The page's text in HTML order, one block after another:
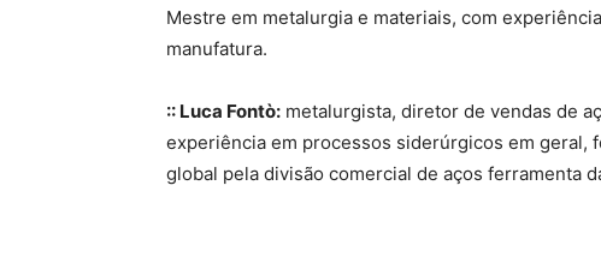
Mestre em metalurgia e materiais, com
manufatura.
:: Luca Fontò: metalurgista, diretor de vendas de
experiência em processos siderúrgicos em geral,
global pela divisão comercial de aços ferramenta